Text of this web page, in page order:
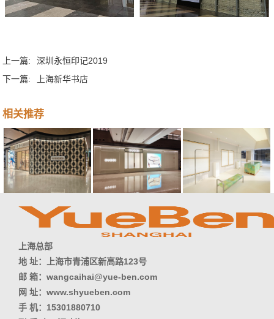
上一篇:
深圳永恒印记2019
下一篇:
上海新华书店
相关推荐
上海总部
地 址：上海市青浦区新高路123号
邮 箱：wangcaihai@yue-ben.com
网 址：www.shyueben.com
手 机：15301880710